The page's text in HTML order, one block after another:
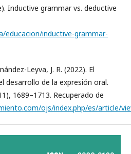
Inductive grammar vs. deductive
educacion/inductive-grammar-
Leyva, J. R. (2022). El
desarrollo de la expresión oral.
1689–1713. Recuperado de
ojs/index.php/es/article/